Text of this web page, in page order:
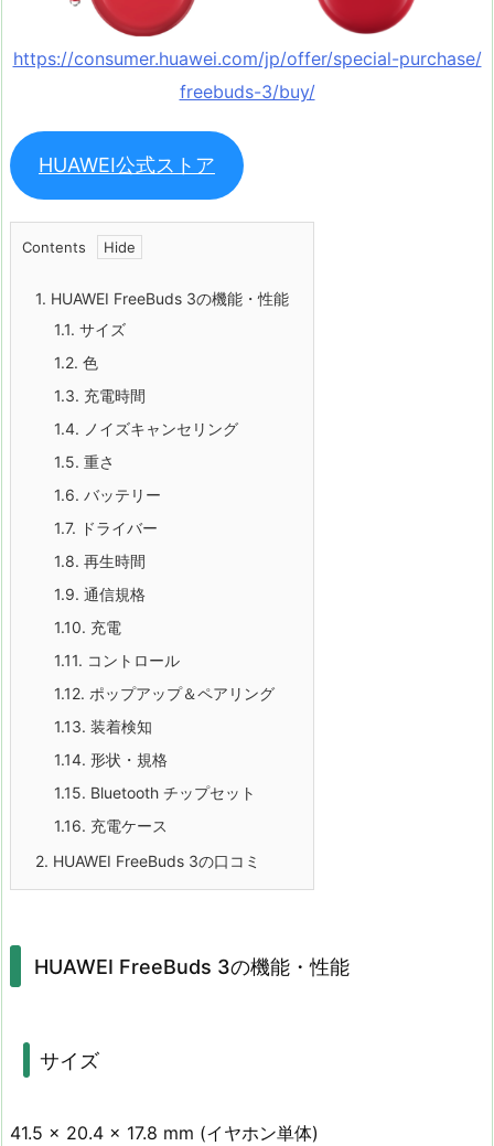
https://consumer.huawei.com/jp/offer/special-purchase/
freebuds-3/buy/
HUAWEI公式ストア
Contents
1. HUAWEI FreeBuds 3の機能・性能
1.1. サイズ
1.2. 色
1.3. 充電時間
1.4. ノイズキャンセリング
1.5. 重さ
1.6. バッテリー
1.7. ドライバー
1.8. 再生時間
1.9. 通信規格
1.10. 充電
1.11. コントロール
1.12. ポップアップ＆ペアリング
1.13. 装着検知
1.14. 形状・規格
1.15. Bluetooth チップセット
1.16. 充電ケース
2. HUAWEI FreeBuds 3の口コミ
HUAWEI FreeBuds 3の機能・性能
サイズ
41.5 × 20.4 × 17.8 mm (イヤホン単体)